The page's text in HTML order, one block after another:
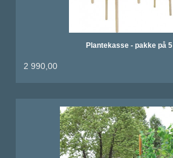
Plantekasse - pakke på
2 990,00